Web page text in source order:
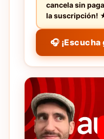
cancela sin
la
🎧